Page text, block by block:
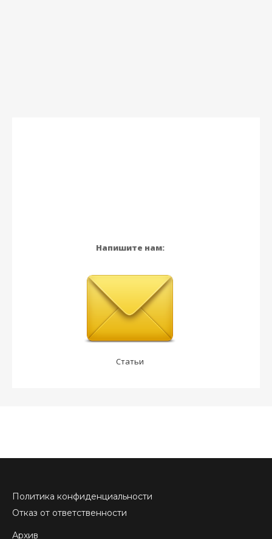
Напишите нам:
Статьи
Политика конфиденциальности
Отказ от ответственности
Архив